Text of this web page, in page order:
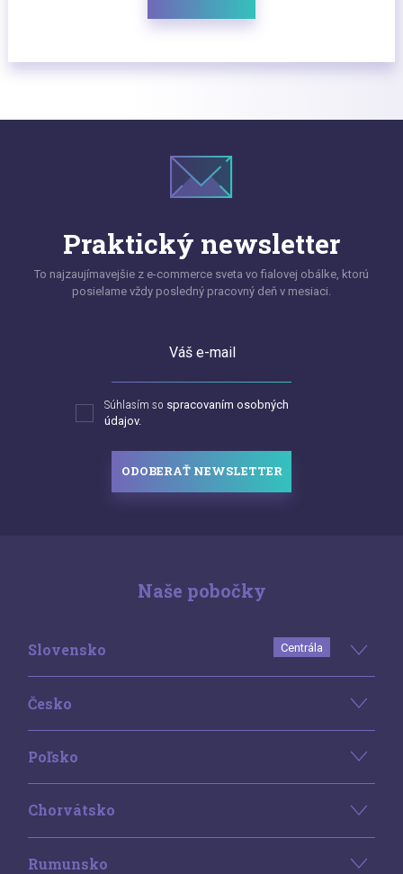
Praktický newsletter
To najzaujímavejšie z e-commerce sveta vo fialovej obálke, ktorú
posielame vždy posledný pracovný deň v mesiaci.
Váš e-mail
Súhlasím so spracovaním osobných
údajov.
ODOBERAŤ NEWSLETTER
Naše pobočky
Slovensko Centrála
Česko
Poľsko
Chorvátsko
Rumunsko